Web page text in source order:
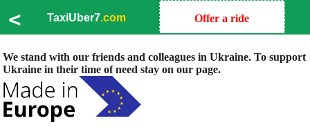
< TaxiUber7.com Offer a ride
We stand with our friends and colleagues in Ukraine. To support
Ukraine in their time of need stay on our page.